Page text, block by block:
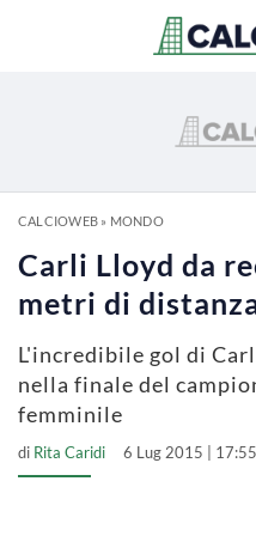
CALCIOWEB» MONDO
Carli Lloyd da
metri di
L'incredibile gol di
nella finale del
femminile
di Rita Caridi 6 Lug 2015 | 17:55